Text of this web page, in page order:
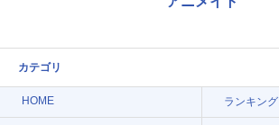
カテゴリ
HOME ランキング